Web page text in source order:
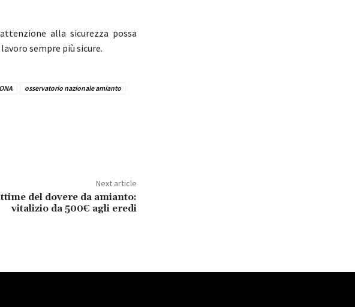
alla sicurezza possa
sempre più sicure.
ONA
osservatorio nazionale amianto
Next article
del dovere da amianto:
vitalizio da 500€ agli eredi